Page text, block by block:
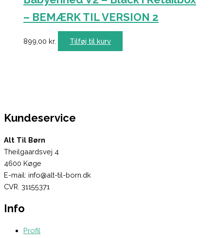
– BEMÆRK TIL VERSION 2
899,00 kr. Tilføj til kurv
Kundeservice
Alt Til Børn
Theilgaardsvej 4
4600 Køge
E-mail: info@alt-til-born.dk
CVR. 31155371
Info
Profil